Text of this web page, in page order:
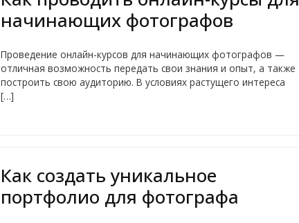
начинающих фотографов
Проведение онлайн-курсов для начинающих фотографов —
отличная возможность передать свои знания и опыт, а также
построить свою аудиторию. В условиях растущего интереса
[…]
Как создать уникальное
портфолио для фотографа